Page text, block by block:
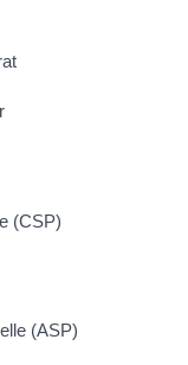
(CSP)
(ASP)